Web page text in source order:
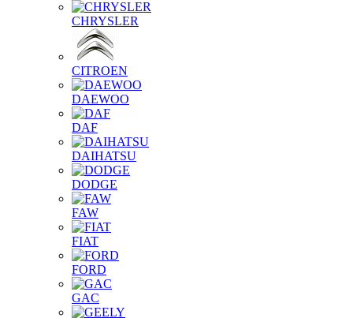
CHRYSLER
CITROEN
DAEWOO
DAF
DAIHATSU
DODGE
FAW
FIAT
FORD
GAC